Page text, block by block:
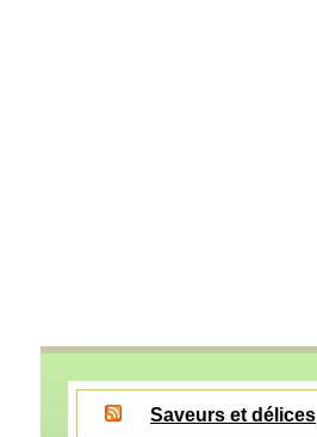
Saveurs et délices